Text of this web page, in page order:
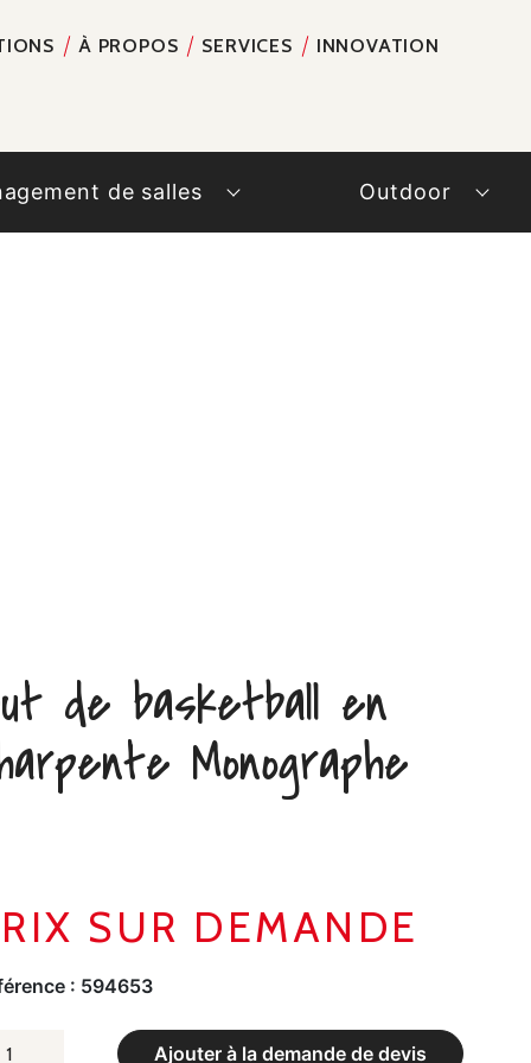
À PROPOS SERVICES INNOVATION
de salles Outdoor
de basketball en
Monographe
SUR DEMANDE
: 594653
Ajouter à la demande de devis